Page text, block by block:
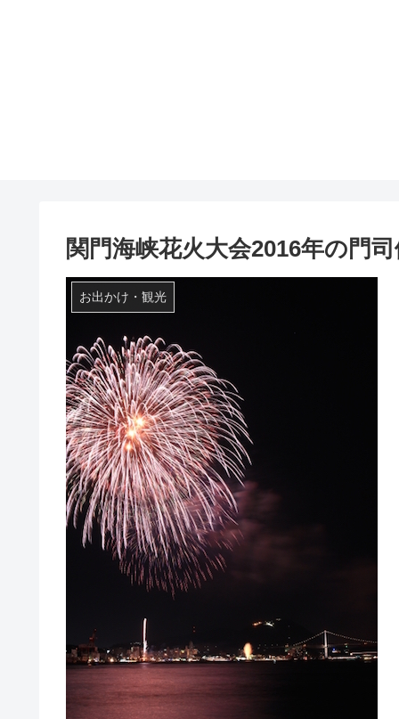
関門海峡花火大会2016年の門
お出かけ・観光